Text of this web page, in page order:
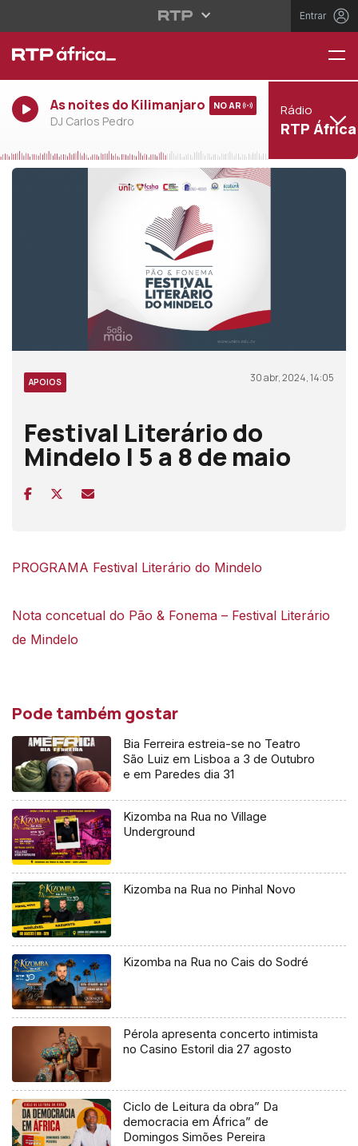
Entrar
As noites do Kilimanjaro
DJ Carlos Pedro
NO AR Rádio
RTP África
APOIOS 30 abr, 2024, 14:05
Festival Literário do
Mindelo | 5 a 8 de maio
PROGRAMA Festival Literário do Mindelo
Nota concetual do Pão & Fonema – Festival Literário
de Mindelo
Pode também gostar
Bia Ferreira estreia-se no Teatro
São Luiz em Lisboa a 3 de Outubro
e em Paredes dia 31
Kizomba na Rua no Village
Underground
Kizomba na Rua no Pinhal Novo
Kizomba na Rua no Cais do Sodré
Pérola apresenta concerto intimista
no Casino Estoril dia 27 agosto
Ciclo de Leitura da obra” Da
democracia em África” de
Domingos Simões Pereira